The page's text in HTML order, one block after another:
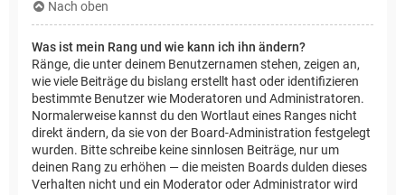
Nach oben
Was ist mein Rang und wie kann ich ihn ändern?
Ränge, die unter deinem Benutzernamen stehen, zeigen an,
wie viele Beiträge du bislang erstellt hast oder identifizieren
bestimmte Benutzer wie Moderatoren und Administratoren.
Normalerweise kannst du den Wortlaut eines Ranges nicht
direkt ändern, da sie von der Board-Administration festgelegt
wurden. Bitte schreibe keine sinnlosen Beiträge, nur um
deinen Rang zu erhöhen — die meisten Boards dulden dieses
Verhalten nicht und ein Moderator oder Administrator wird